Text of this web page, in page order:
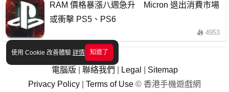
使用 Cookie 改善體驗 詳情 知道了
RAM 價格暴漲八週急升 Micron 退出消費市場
或衝擊 PS5、PS6
4953
電腦版 聯絡我們 Legal
Sitemap
Privacy Policy
Terms of Use © 香港手機遊戲網